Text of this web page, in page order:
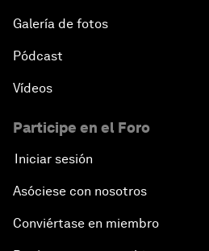
Galería de fotos
Pódcast
Vídeos
Participe en el Foro
Iniciar sesión
Asóciese con nosotros
Conviértase en miembro